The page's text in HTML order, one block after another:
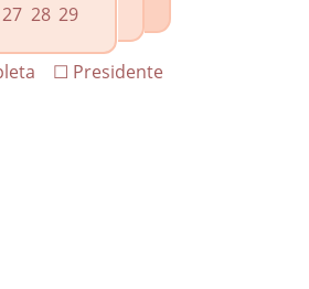
27 28 29
☐ Presidente